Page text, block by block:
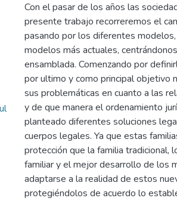
Con el pasar de los años las
presente trabajo recorreremos el
pasando por los diferentes
modelos más actuales,
ensamblada. Comenzando por
por ultimo y como principal objetivo
sus problemáticas en cuanto a las
y de que manera el ordenamiento
planteado diferentes soluciones
cuerpos legales. Ya que estas
protección que la familia
familiar y el mejor desarrollo de los
adaptarse a la realidad de estos
protegiéndolos de acuerdo lo